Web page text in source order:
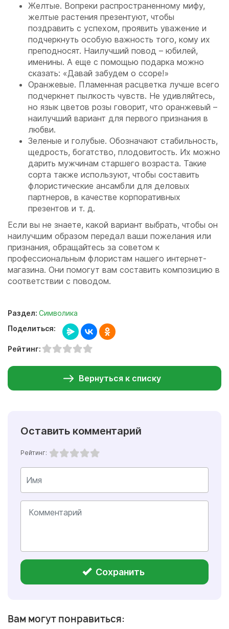
Желтые. Вопреки распространенному мифу,
желтые растения презентуют, чтобы
поздравить с успехом, проявить уважение и
подчеркнуть особую важность того, кому их
преподносят. Наилучший повод – юбилей,
именины. А еще с помощью подарка можно
сказать: «Давай забудем о ссоре!»
Оранжевые. Пламенная расцветка лучше всего
подчеркнет пылкость чувств. Не удивляйтесь,
но язык цветов розы говорит, что оранжевый –
наилучший вариант для первого признания в
любви.
Зеленые и голубые. Обозначают стабильность,
щедрость, богатство, плодовитость. Их можно
дарить мужчинам старшего возраста. Такие
сорта также используют, чтобы составить
флористические ансамбли для деловых
партнеров, в качестве корпоративных
презентов и т. д.
Если вы не знаете, какой вариант выбрать, чтобы он
наилучшим образом передал ваши пожелания или
признания, обращайтесь за советом к
профессиональным флористам нашего интернет-
магазина. Они помогут вам составить композицию в
соответствии с поводом.
Раздел: Символика
Поделиться:
Рейтинг:
Вернуться к списку
Оставить комментарий
Рейтинг:
Сохранить
Вам могут понравиться: